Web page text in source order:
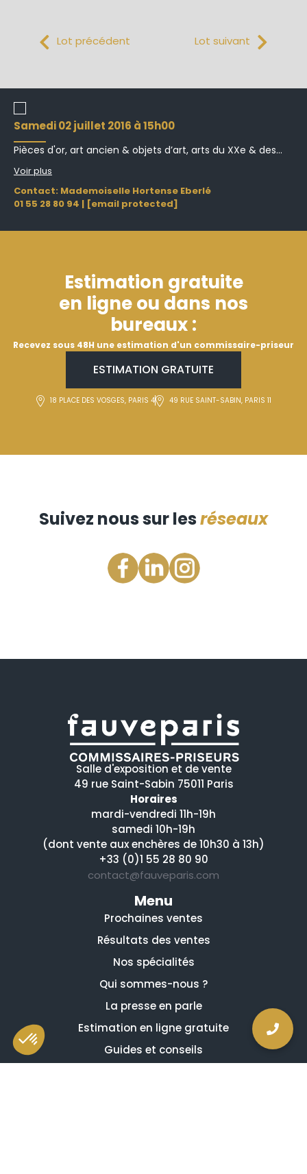
Lot précédent Lot suivant
samedi 02 juillet 2016 à 15h00
Pièces d'or, art ancien & objets d’art, arts du XXe & des...
Voir plus
Contact: Mademoiselle Hortense Eberlé
01 55 28 80 94 | [email protected]
Estimation gratuite
en ligne ou dans nos
bureaux :
Recevez sous 48H une estimation d'un commissaire-priseur
ESTIMATION GRATUITE
18 PLACE DES VOSGES, PARIS 4 49 RUE SAINT-SABIN, PARIS 11
Suivez nous sur lesréseaux
Salle d'exposition et de vente
49 rue Saint-Sabin 75011 Paris
Horaires
mardi-vendredi 11h-19h
samedi 10h-19h
(dont vente aux enchères de 10h30 à 13h)
+33 (0)1 55 28 80 90
contact@fauveparis.com
Menu
Prochaines ventes
Résultats des ventes
Nos spécialités
Qui sommes-nous ?
La presse en parle
Estimation en ligne gratuite
Guides et conseils